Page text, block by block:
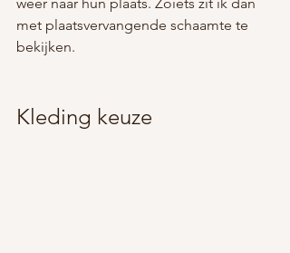
met plaatsvervangende schaamte te
bekijken.
Kleding keuze